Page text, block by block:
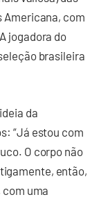
Americana, com
jogadora do
brasileira
da
“Já estou com
O corpo não
então,
com uma